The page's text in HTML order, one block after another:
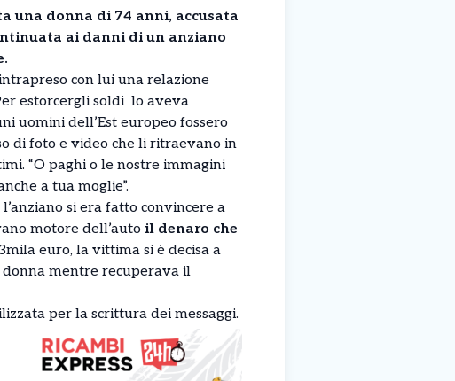
una donna di 74 anni, accusata
ai danni di un anziano
con lui una relazione
estorcergli soldi lo aveva
uomini dell’Est europeo fossero
di foto e video che li ritraevano in
“O paghi o le nostre immagini
a tua moglie”.
si era fatto convincere a
motore dell’auto il denaro che
euro, la vittima si è decisa a
donna mentre recuperava il
per la scrittura dei messaggi.